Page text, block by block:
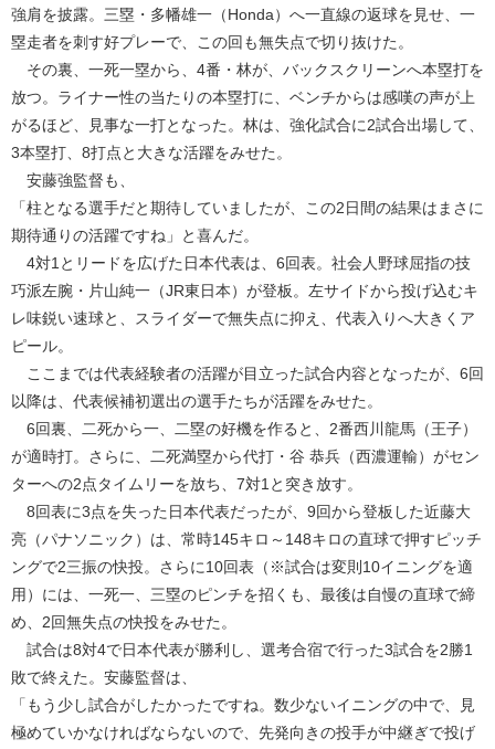
強肩を披露。三塁・多幡雄一（Honda）へ一直線の返球を見せ、一
塁走者を刺す好プレーで、この回も無失点で切り抜けた。
その裏、一死一塁から、4番・林が、バックスクリーンへ本塁打を
放つ。ライナー性の当たりの本塁打に、ベンチからは感嘆の声が上
がるほど、見事な一打となった。林は、強化試合に2試合出場して、
3本塁打、8打点と大きな活躍をみせた。
安藤強監督も、
「柱となる選手だと期待していましたが、この2日間の結果はまさに
期待通りの活躍ですね」と喜んだ。
4対1とリードを広げた日本代表は、6回表。社会人野球屈指の技
巧派左腕・片山純一（JR東日本）が登板。左サイドから投げ込むキ
レ味鋭い速球と、スライダーで無失点に抑え、代表入りへ大きくア
ピール。
ここまでは代表経験者の活躍が目立った試合内容となったが、6回
以降は、代表候補初選出の選手たちが活躍をみせた。
6回裏、二死から一、二塁の好機を作ると、2番西川龍馬（王子）
が適時打。さらに、二死満塁から代打・谷 恭兵（西濃運輸）がセン
ターへの2点タイムリーを放ち、7対1と突き放す。
8回表に3点を失った日本代表だったが、9回から登板した近藤大
亮（パナソニック）は、常時145キロ～148キロの直球で押すピッチ
ングで2三振の快投。さらに10回表（※試合は変則10イニングを適
用）には、一死一、三塁のピンチを招くも、最後は自慢の直球で締
め、2回無失点の快投をみせた。
試合は8対4で日本代表が勝利し、選考合宿で行った3試合を2勝1
敗で終えた。安藤監督は、
「もう少し試合がしたかったですね。数少ないイニングの中で、見
極めていかなければならないので、先発向きの投手が中継ぎで投げ